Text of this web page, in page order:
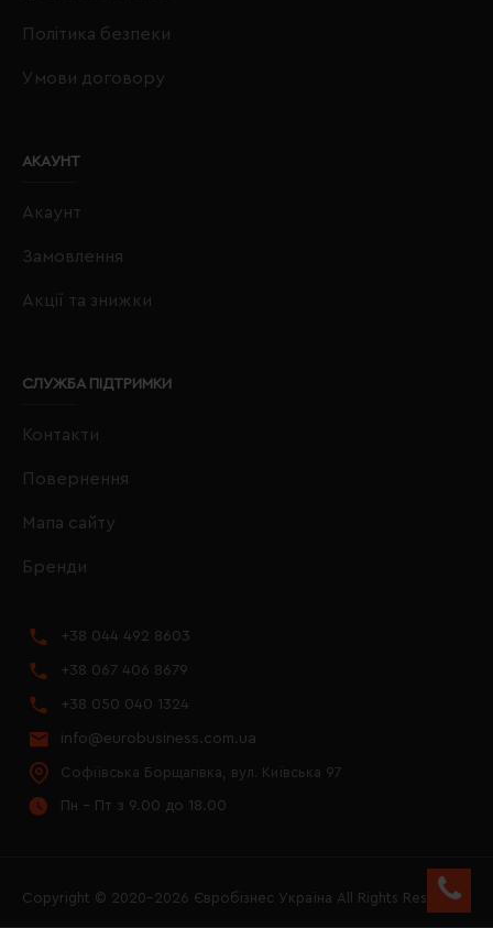
Політика безпеки
Умови договору
АКАУНТ
Акаунт
Замовлення
Акції та знижки
СЛУЖБА ПІДТРИМКИ
Контакти
Повернення
Мапа сайту
Бренди
+38 044 492 8603
+38 067 406 8679
+38 050 040 1324
info@eurobusiness.com.ua
Софіївська Борщагівка, вул. Київська 97
Пн - Пт з 9.00 до 18.00
Copyright © 2020–2026 Євробізнес Україна All Rights Reserved